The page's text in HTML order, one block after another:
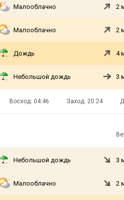
Малооблачно 2
Малооблачно 2
Дождь 4
Небольшой дождь 3
Восход: 04:46 Заход: 20:24
Небольшой дождь 3
Малооблачно 2